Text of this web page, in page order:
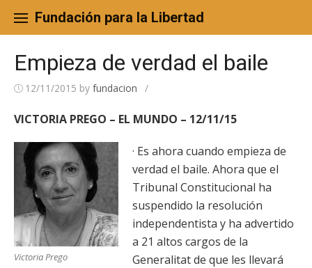
content
Fundación para la Libertad
Empieza de verdad el baile
12/11/2015 by fundacion /
VICTORIA PREGO – EL MUNDO – 12/11/15
Victoria Prego
· Es ahora cuando empieza de
verdad el baile. Ahora que el
Tribunal Constitucional ha
suspendido la resolución
independentista y ha advertido
a 21 altos cargos de la
Generalitat de que les llevará